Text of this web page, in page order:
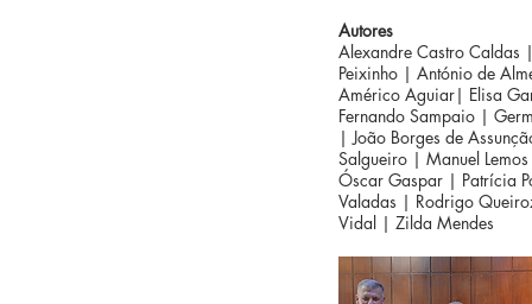
Autores
Alexandre Castro Caldas
Peixinho | António de
Américo Aguiar| Elisa
Fernando Sampaio |
| João Borges de
Salgueiro | Manuel
Óscar Gaspar | Patrícia
Valadas | Rodrigo
Vidal | Zilda Mendes